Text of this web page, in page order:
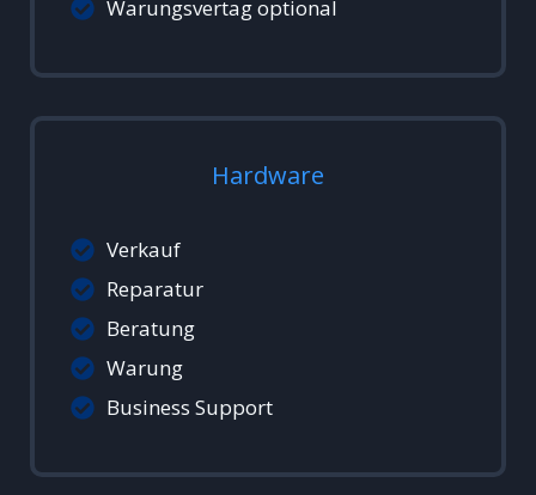
Warungsvertag optional
Hardware
Verkauf
Reparatur
Beratung
Warung
Business Support